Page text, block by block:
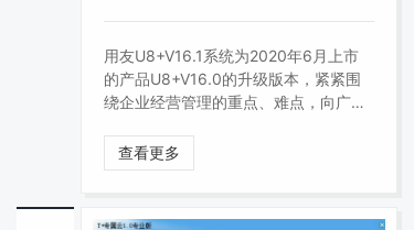
用友U8+V16.1系统为2020年6月上市
的产品U8+V16.0的升级版本，紧紧围
绕企业经营管理的重点、难点，向广大
等一系列软件+云服务的产品和服务。
新的产品范围包括：企业门户、财务会
CRM、供应链管理、生产制造、人力资
查看更多